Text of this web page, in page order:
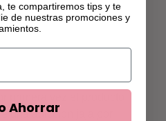
una adicción jaja por
te compartiremos tips y te
de nuestras promociones y
Ahorrar